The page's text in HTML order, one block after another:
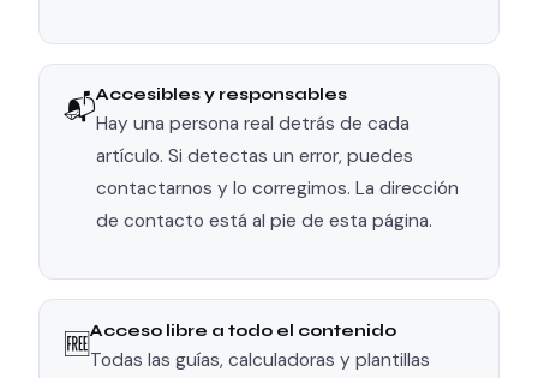
📬Accesibles y responsables
Hay una persona real detrás de cada
artículo. Si detectas un error, puedes
contactarnos y lo corregimos. La dirección
de contacto está al pie de esta página.
🆓Acceso libre a todo el contenido
Todas las guías, calculadoras y plantillas